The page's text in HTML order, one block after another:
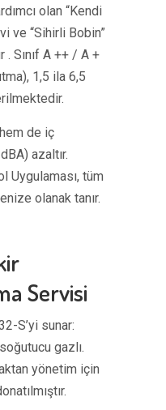
olan “Kendi
ve “Sihirli Bobin”
. Sınıf A ++ / A +
1,5 ila 6,5
de iç
azaltır.
Uygulaması, tüm
olanak tanır.
Servisi
S’yi sunar:
gazlı.
yönetim için